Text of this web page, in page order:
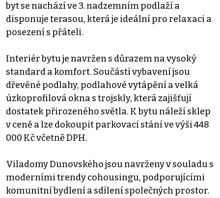
byt se nachází ve 3. nadzemním podlaží a
disponuje terasou, která je ideální pro relaxaci a
posezení s přáteli.
Interiér bytu je navržen s důrazem na vysoký
standard a komfort. Součástí vybavení jsou
dřevěné podlahy, podlahové vytápění a velká
úzkoprofilová okna s trojskly, která zajišťují
dostatek přirozeného světla. K bytu náleží sklep
v ceně a lze dokoupit parkovací stání ve výši 448
000 Kč včetně DPH.
Viladomy Dunovského jsou navrženy v souladu s
moderními trendy cohousingu, podporujícími
komunitní bydlení a sdílení společných prostor.